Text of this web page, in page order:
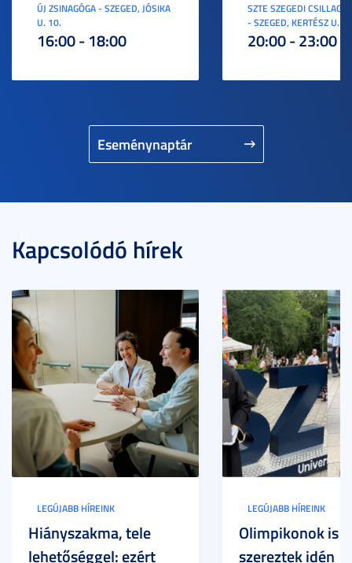
Eseménynaptár
ÚJ ZSINAGÓGA - SZEGED, JÓSIKA
U. 10.
16:00 - 18:00
SZTE SZEGEDI
- SZEGED, KERTÉSZ U. 3.
20:00 - 23:00
Kapcsolódó hírek
LEGÚJABB HÍREINK
Hiányszakma, tele
lehetőséggel: ezért
LEGÚJABB HÍREINK
Olimpikonok is
szereztek idén